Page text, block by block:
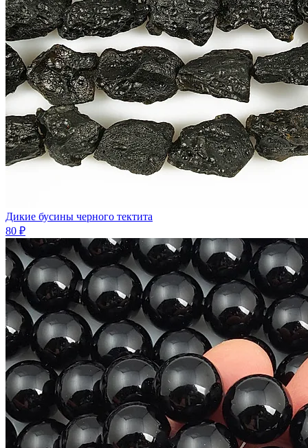
Дикие бусины черного тектита
80 ₽